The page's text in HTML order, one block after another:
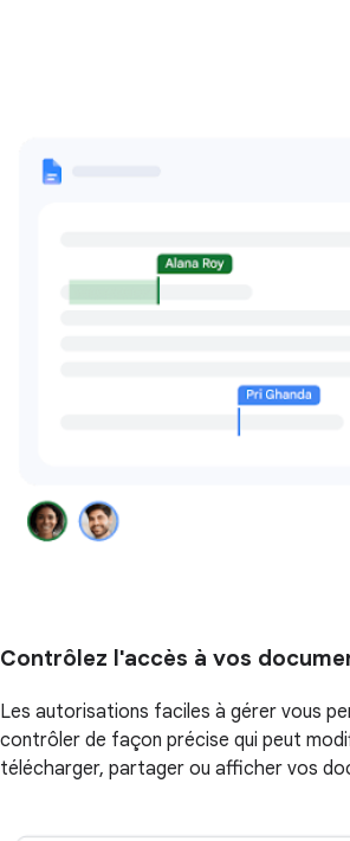
Contrôlez l'accès à vos
Les autorisations faciles à gérer vous
contrôler de façon précise qui peut
télécharger, partager ou afficher vos